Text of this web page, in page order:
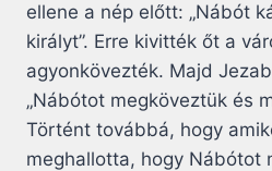
ellene a nép előtt: „Nábót
királyt”. Erre kivitték őt a
agyonkövezték. Majd
„Nábótot megköveztük és
Történt továbbá, hogy
meghallotta, hogy Nábótot